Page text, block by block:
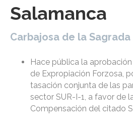
Salamanca
Carbajosa de la Sagrada
Hace pública la
de Expropiación Forzosa,
tasación conjunta de las
sector SUR-I-1, a favor de
Compensación del citado